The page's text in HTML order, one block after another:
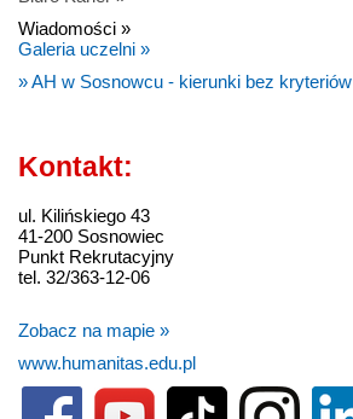
Wiadomości »
Galeria uczelni »
» AH w Sosnowcu - kierunki bez kryteriów
Kontakt:
ul. Kilińskiego 43
41-200 Sosnowiec
Punkt Rekrutacyjny
tel. 32/363-12-06
Zobacz na mapie »
www.humanitas.edu.pl